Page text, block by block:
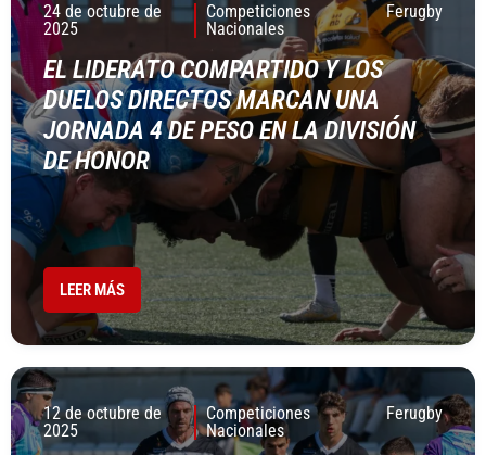
24 de octubre de
2025
Competiciones
Nacionales
Ferugby
EL LIDERATO COMPARTIDO Y LOS
DUELOS DIRECTOS MARCAN UNA
JORNADA 4 DE PESO EN LA DIVISIÓN
DE HONOR
LEER MÁS
12 de octubre de
2025
Competiciones
Nacionales
Ferugby